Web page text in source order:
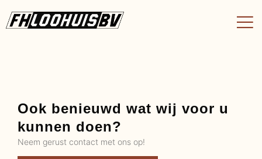
Ook benieuwd wat wij voor u
kunnen doen?
Neem gerust contact met ons op!